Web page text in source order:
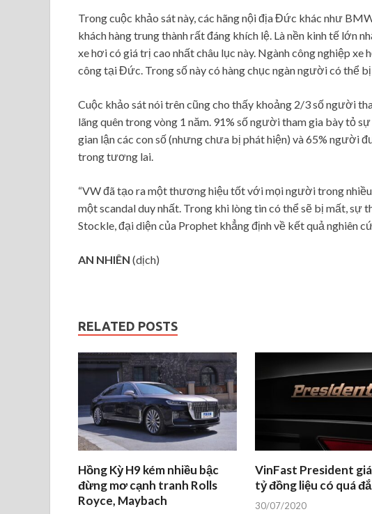
Trong cuộc khảo sát này, các hãng nội địa Đức khác như
khách hàng trung thành rất đáng khích lệ. Là nền kinh tế lớn
xe hơi có giá trị cao nhất châu lục này. Ngành công nghiệp xe
công tại Đức. Trong số này có hàng chục ngàn người có thể
Cuộc khảo sát nói trên cũng cho thấy khoảng 2/3 số người
lãng quên trong vòng 1 năm. 91% số người tham gia bày tỏ
gian lận các con số (nhưng chưa bị phát hiện) và 65% người
trong tương lai.
“VW đã tạo ra một thương hiệu tốt với mọi người trong
một scandal duy nhất. Trong khi lòng tin có thể sẽ bị mất, sự
Stockle, đại diện của Prophet khẳng định về kết quả nghiên
AN NHIÊN (dịch)
RELATED POSTS
Hồng Kỳ H9 kém nhiều bậc
đừng mơ cạnh tranh Rolls
Royce, Maybach
VinFast President
tỷ đồng liệu có quá
30/07/2020